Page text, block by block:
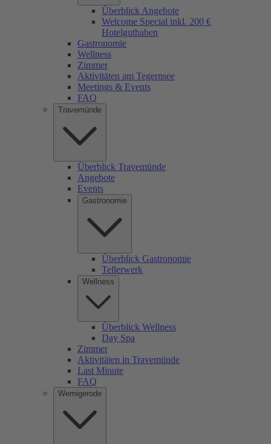
Überblick Angebote
Welcome Special inkl. 200 €
Hotelguthaben
Gastronomie
Wellness
Zimmer
Aktivitäten am Tegernsee
Meetings & Events
FAQ
Travemünde
Überblick Travemünde
Angebote
Events
Gastronomie
Überblick Gastronomie
Tellerwerk
Wellness
Überblick Wellness
Day Spa
Zimmer
Aktivitäten in Travemünde
Last Minute
FAQ
Wernigerode